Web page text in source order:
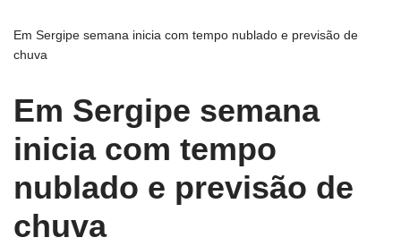
Em Sergipe semana inicia com tempo nublado e previsão de
chuva
Em Sergipe semana
inicia com tempo
nublado e previsão de
chuva